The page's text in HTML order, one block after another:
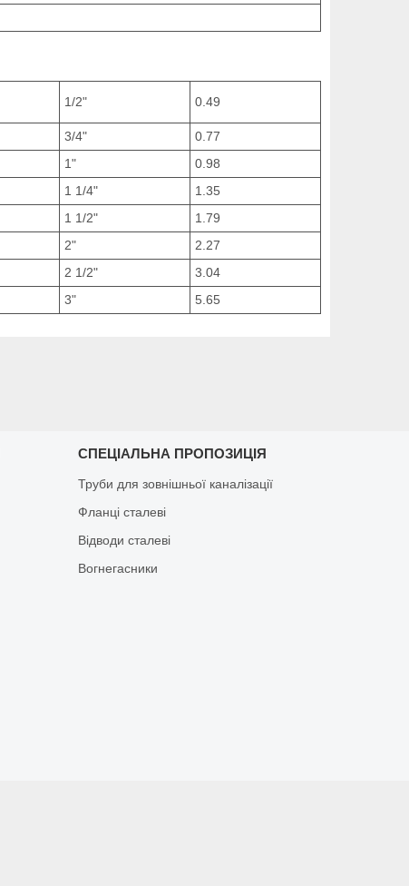
1/2" 0.49
3/4"
0.77
1"
0.98
1 1/4"
1.35
1 1/2"
1.79
2"
2.27
2 1/2"
3.04
3" 5.65
СПЕЦІАЛЬНА ПРОПОЗИЦІЯ
Труби для зовнішньої каналізації
Фланці сталеві
Відводи сталеві
Вогнегасники